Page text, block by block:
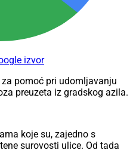
izvor
pomoć pri udomljavanju
preuzeta iz gradskog azila.
koje su, zajedno s
surovosti ulice. Od tada